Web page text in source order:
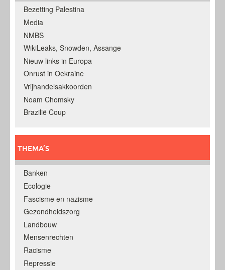
Bezetting Palestina
Media
NMBS
WikiLeaks, Snowden, Assange
Nieuw links in Europa
Onrust in Oekraine
Vrijhandelsakkoorden
Noam Chomsky
Brazilië Coup
THEMA’S
Banken
Ecologie
Fascisme en nazisme
Gezondheidszorg
Landbouw
Mensenrechten
Racisme
Repressie